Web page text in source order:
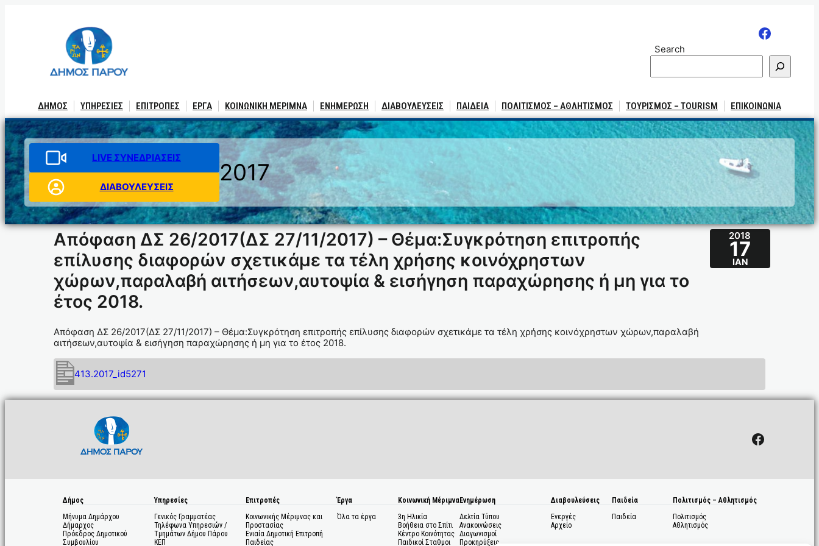
Search
ΔΗΜΟΣ ΥΠΗΡΕΣΙΕΣ ΕΠΙΤΡΟΠΕΣ ΕΡΓΑ ΚΟΙΝΩΝΙΚΗ ΜΕΡΙΜΝΑ ΕΝΗΜΕΡΩΣΗ ΔΙΑΒΟΥΛΕΥΣΕΙΣ ΠΑΙΔΕΙΑ ΠΟΛΙΤΙΣΜΟΣ – ΑΘΛΗΤΙΣΜΟΣ ΤΟΥΡΙΣΜΟΣ – TOURISM ΕΠΙΚΟΙΝΩΝΙΑ
LIVE ΣΥΝΕΔΡΙΑΣΕΙΣ
ΔΙΑΒΟΥΛΕΥΣΕΙΣ
2017
Απόφαση ΔΣ 26/2017(ΔΣ 27/11/2017) – Θέμα:Συγκρότηση επιτροπής
επίλυσης διαφορών σχετικάμε τα τέλη χρήσης κοινόχρηστων
χώρων,παραλαβή αιτήσεων,αυτοψία & εισήγηση παραχώρησης ή μη για το
έτος 2018.
2018
17
ΙΑΝ
Απόφαση ΔΣ 26/2017(ΔΣ 27/11/2017) – Θέμα:Συγκρότηση επιτροπής επίλυσης διαφορών σχετικάμε τα τέλη χρήσης κοινόχρηστων χώρων,παραλαβή
αιτήσεων,αυτοψία & εισήγηση παραχώρησης ή μη για το έτος 2018.
413.2017_id5271
Facebook
Δήμος
Μήνυμα Δημάρχου
Δήμαρχος
Πρόεδρος Δημοτικού
Συμβουλίου
Υπηρεσίες
Γενικός Γραμματέας
Τηλέφωνα Υπηρεσιών /
Τμημάτων Δήμου Πάρου
ΚΕΠ
Επιτροπές
Κοινωνικής Μέριμνας και
Προστασίας
Ενιαία Δημοτική Επιτροπή
Παιδείας
Έργα
Όλα τα έργα
Κοινωνική Μέριμνα
3η Ηλικία
Βοήθεια στο Σπίτι
Κέντρο Κοινότητας
Παιδικοί Σταθμοι
Ενημέρωση
Δελτία Τύπου
Ανακοινώσεις
Διαγωνισμοί
Προκηρύξεις
Διαβουλεύσεις
Ενεργές
Αρχείο
Παιδεία
Παιδεία
Πολιτισμός – Αθλητισμός
Πολιτισμός
Αθλητισμός